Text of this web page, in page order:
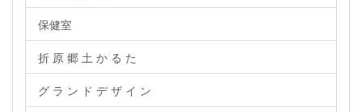
保健室
折 原 郷 土 か る た
グ ラ ン ド デ ザ イ ン